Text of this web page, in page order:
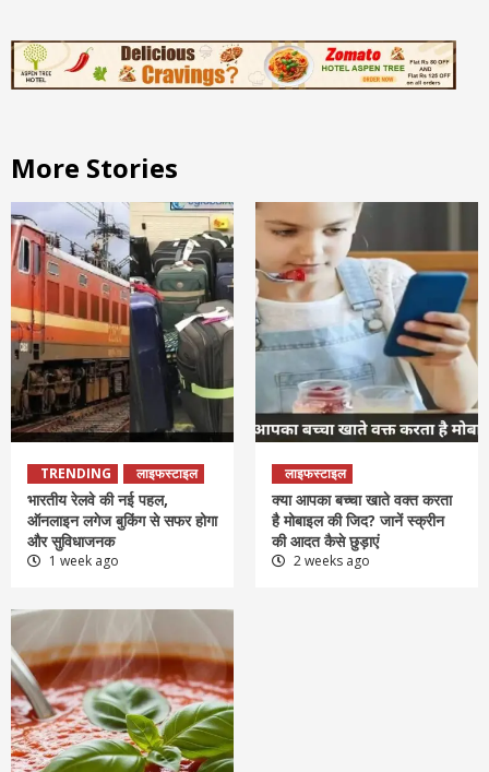
More Stories
TRENDING लाइफस्टाइल
भारतीय रेलवे की नई पहल,
ऑनलाइन लगेज बुकिंग से सफर होगा
और सुविधाजनक
1 week ago
लाइफस्टाइल
क्या आपका बच्चा खाते वक्त करता
है मोबाइल की जिद? जानें स्क्रीन
की आदत कैसे छुड़ाएं
2 weeks ago